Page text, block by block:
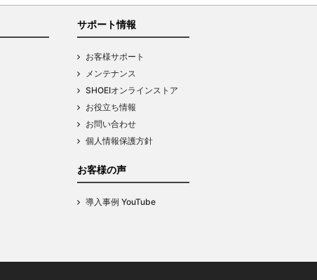
サポート情報
お客様サポート
メンテナンス
SHOEIオンラインストア
お役立ち情報
お問い合わせ
個人情報保護方針
お客様の声
導入事例 YouTube